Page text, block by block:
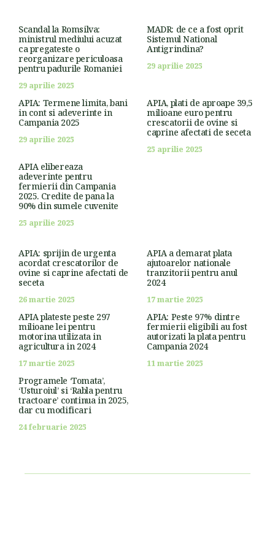
Scandal la Romsilva:
ministrul mediului acuzat
ca pregateste o
reorganizare periculoasa
pentru padurile Romaniei
29 aprilie 2025
MADR: de ce a fost oprit
Sistemul National
Antigrindina?
29 aprilie 2025
APIA: Termene limita, bani
in cont si adeverinte in
Campania 2025
29 aprilie 2025
APIA, plati de aproape 39,5
milioane euro pentru
crescatorii de ovine si
caprine afectati de seceta
25 aprilie 2025
APIA elibereaza
adeverinte pentru
fermierii din Campania
2025. Credite de pana la
90% din sumele cuvenite
25 aprilie 2025
APIA: sprijin de urgenta
acordat crescatorilor de
ovine si caprine afectati de
seceta
26 martie 2025
APIA a demarat plata
ajutoarelor nationale
tranzitorii pentru anul
2024
17 martie 2025
APIA plateste peste 297
milioane lei pentru
motorina utilizata in
agricultura in 2024
17 martie 2025
APIA: Peste 97% dintre
fermierii eligibili au fost
autorizati la plata pentru
Campania 2024
11 martie 2025
Programele ‘Tomata’,
‘Usturoiul’ si ‘Rabla pentru
tractoare’ continua in 2025,
dar cu modificari
24 februarie 2025